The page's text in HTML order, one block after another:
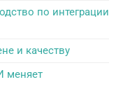
по интеграции
и качеству
меняет